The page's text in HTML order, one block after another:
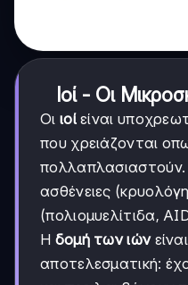
Ιοί - Οι
Οι ιοίείναι
που χρειάζονται
ασθένειες
(πολιομυελίτιδα,
Η δομή των ιών
αποτελεσματική: